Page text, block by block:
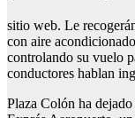
sitio web. Le
con aire
controlando su vuelo
conductores hablan
Plaza Colón ha